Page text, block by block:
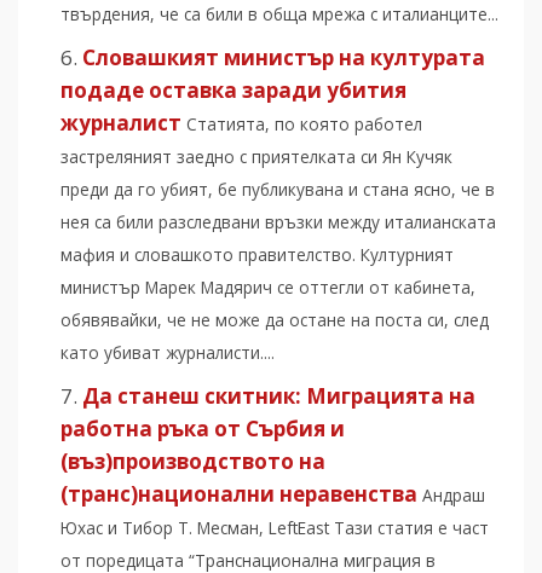
твърдения, че са били в обща мрежа с италианците...
Словашкият министър на културата
подаде оставка заради убития
журналист Статията, по която работел
застреляният заедно с приятелката си Ян Кучяк
преди да го убият, бе публикувана и стана ясно, че в
нея са били разследвани връзки между италианската
мафия и словашкото правителство. Културният
министър Марек Мадярич се оттегли от кабинета,
обявявайки, че не може да остане на поста си, след
като убиват журналисти....
Да станеш скитник: Миграцията на
работна ръка от Сърбия и
(въз)производството на
(транс)национални неравенства Андраш
Юхас и Тибор Т. Месман, LeftEast Тази статия е част
от поредицата “Транснационална миграция в